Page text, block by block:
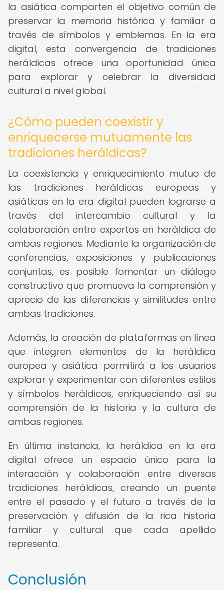
la asiática comparten el objetivo común de
preservar la memoria histórica y familiar a
través de símbolos y emblemas. En la era
digital, esta convergencia de tradiciones
heráldicas ofrece una oportunidad única
para explorar y celebrar la diversidad
cultural a nivel global.
¿Cómo pueden coexistir y
enriquecerse mutuamente las
tradiciones heráldicas?
La coexistencia y enriquecimiento mutuo de
las tradiciones heráldicas europeas y
asiáticas en la era digital pueden lograrse a
través del intercambio cultural y la
colaboración entre expertos en heráldica de
ambas regiones. Mediante la organización de
conferencias, exposiciones y publicaciones
conjuntas, es posible fomentar un diálogo
constructivo que promueva la comprensión y
aprecio de las diferencias y similitudes entre
ambas tradiciones.
Además, la creación de plataformas en línea
que integren elementos de la heráldica
europea y asiática permitirá a los usuarios
explorar y experimentar con diferentes estilos
y símbolos heráldicos, enriqueciendo así su
comprensión de la historia y la cultura de
ambas regiones.
En última instancia, la heráldica en la era
digital ofrece un espacio único para la
interacción y colaboración entre diversas
tradiciones heráldicas, creando un puente
entre el pasado y el futuro a través de la
preservación y difusión de la rica historia
familiar y cultural que cada apellido
representa.
Conclusión